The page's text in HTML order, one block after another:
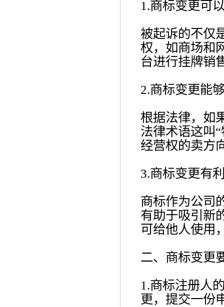
1.商标变更可
被起诉的不仅
权，如商场和
台进行挂牌销
2.商标变更能
根据法律，如
法律术语这叫
经营权的卖方
3.商标变更有
商标作为公司
有助于吸引新
可给他人使用
二、商标变更
1.商标注册人
更，提交一份